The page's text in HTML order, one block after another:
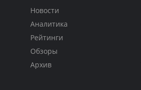
Новости
Аналитика
Рейтинги
Обзоры
Архив